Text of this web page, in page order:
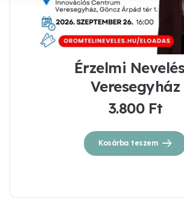
Érzelmi
Veresegyház
3.800 Ft
Kosárba teszem